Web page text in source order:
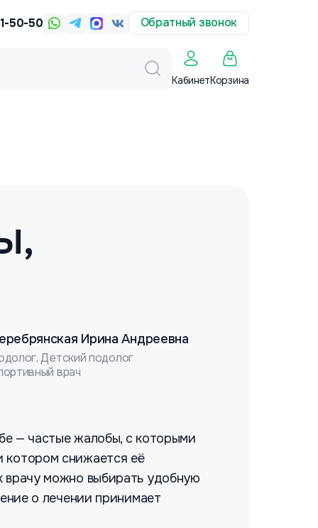
50-50 Обратный звонок
КабинетКорзина
Ирина Андреевна
Детский подолог
врач
— частые жалобы, с которыми
котором снижается её
врачу можно выбирать удобную
о лечении принимает